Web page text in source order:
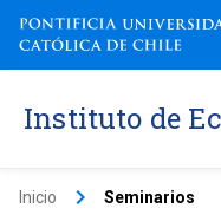
Instituto de
Inicio keyboard_arrow_right Seminarios